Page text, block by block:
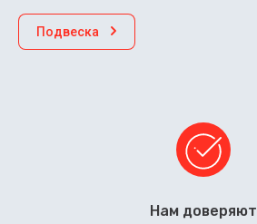
Подвеска
Нам доверяют